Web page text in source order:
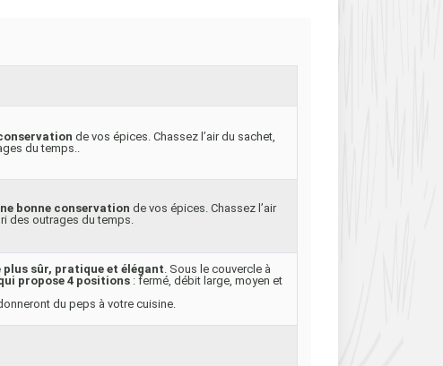
de vos épices. Chassez l’air du sachet,
du temps..
bonne conservation de vos épices. Chassez l’air
des outrages du temps.
plus sûr, pratique et élégant. Sous le couvercle à
propose 4 positions : fermé, débit large, moyen et
du peps à votre cuisine.